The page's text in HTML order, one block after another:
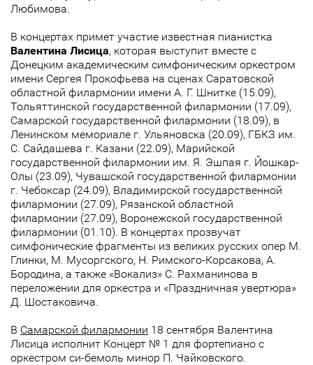
Любимова.
В концертах примет участие известная пианистка
Валентина Лисица, которая выступит вместе с
Донецким академическим симфоническим оркестром
имени Сергея Прокофьева на сценах Саратовской
областной филармонии имени А. Г. Шнитке (15.09),
Тольяттинской государственной филармонии (17.09),
Самарской государственной филармонии (18.09), в
Ленинском мемориале г. Ульяновска (20.09), ГБКЗ им.
С. Сайдашева г. Казани (22.09), Марийской
государственной филармонии им. Я. Эшпая г. Йошкар-
Олы (23.09), Чувашской государственной филармонии
г. Чебоксар (24.09), Владимирской государственной
филармонии (27.09), Рязанской областной
филармонии (27.09), Воронежской государственной
филармонии (01.10). В концертах прозвучат
симфонические фрагменты из великих русских опер М.
Глинки, М. Мусоргского, Н. Римского-Корсакова, А.
Бородина, а также «Вокализ» С. Рахманинова в
переложении для оркестра и «Праздничная увертюра»
Д. Шостаковича.
В Самарской филармонии 18 сентября Валентина
Лисица исполнит Концерт № 1 для фортепиано с
оркестром си-бемоль минор П. Чайковского.